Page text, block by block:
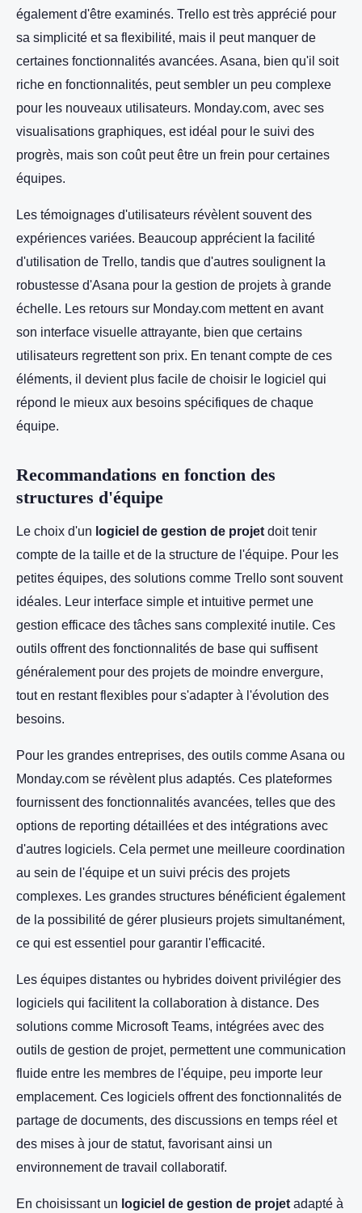
également d'être examinés. Trello est très apprécié pour
sa simplicité et sa flexibilité, mais il peut manquer de
certaines fonctionnalités avancées. Asana, bien qu'il soit
riche en fonctionnalités, peut sembler un peu complexe
pour les nouveaux utilisateurs. Monday.com, avec ses
visualisations graphiques, est idéal pour le suivi des
progrès, mais son coût peut être un frein pour certaines
équipes.
Les témoignages d'utilisateurs révèlent souvent des
expériences variées. Beaucoup apprécient la facilité
d'utilisation de Trello, tandis que d'autres soulignent la
robustesse d'Asana pour la gestion de projets à grande
échelle. Les retours sur Monday.com mettent en avant
son interface visuelle attrayante, bien que certains
utilisateurs regrettent son prix. En tenant compte de ces
éléments, il devient plus facile de choisir le logiciel qui
répond le mieux aux besoins spécifiques de chaque
équipe.
Recommandations en fonction des
structures d'équipe
Le choix d'un logiciel de gestion de projet doit tenir
compte de la taille et de la structure de l'équipe. Pour les
petites équipes, des solutions comme Trello sont souvent
idéales. Leur interface simple et intuitive permet une
gestion efficace des tâches sans complexité inutile. Ces
outils offrent des fonctionnalités de base qui suffisent
généralement pour des projets de moindre envergure,
tout en restant flexibles pour s'adapter à l'évolution des
besoins.
Pour les grandes entreprises, des outils comme Asana ou
Monday.com se révèlent plus adaptés. Ces plateformes
fournissent des fonctionnalités avancées, telles que des
options de reporting détaillées et des intégrations avec
d'autres logiciels. Cela permet une meilleure coordination
au sein de l'équipe et un suivi précis des projets
complexes. Les grandes structures bénéficient également
de la possibilité de gérer plusieurs projets simultanément,
ce qui est essentiel pour garantir l'efficacité.
Les équipes distantes ou hybrides doivent privilégier des
logiciels qui facilitent la collaboration à distance. Des
solutions comme Microsoft Teams, intégrées avec des
outils de gestion de projet, permettent une communication
fluide entre les membres de l'équipe, peu importe leur
emplacement. Ces logiciels offrent des fonctionnalités de
partage de documents, des discussions en temps réel et
des mises à jour de statut, favorisant ainsi un
environnement de travail collaboratif.
En choisissant un logiciel de gestion de projet adapté à